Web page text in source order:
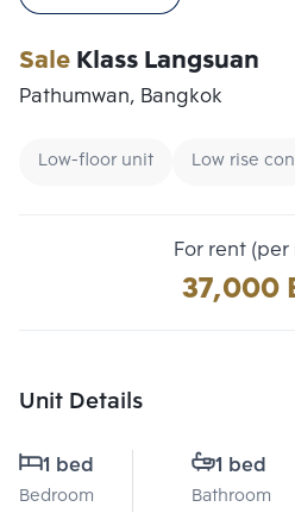
SaleKlass Langsuan
Pathumwan, Bangkok
Low-floor unit Low rise
For rent
37,000
Unit Details
1 bed
Bedroom
1 bed
Bathroom